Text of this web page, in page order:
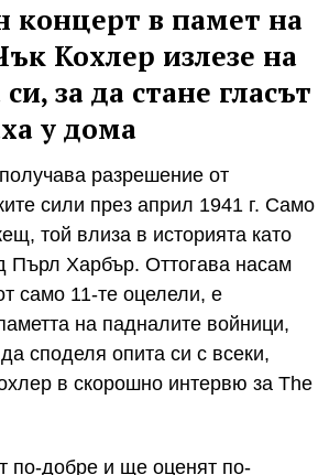
концерт в памет на
Кохлер излезе на
за да стане гласът
у дома
разрешение от
сили през април 1941 г. Само
той влиза в историята като
Пърл Харбър. Оттогава насам
само 11-те оцелели, е
на падналите войници,
споделя опита си с всеки,
в скорошно интервю за The
по-добре и ще оценят по-